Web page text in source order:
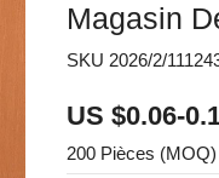
Magasin
SKU 2026/2/
US $0.06-
200 Pièces (MOQ)